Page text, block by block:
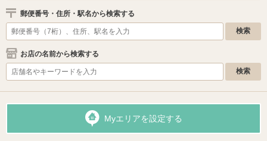
郵便番号・住所・駅名から検索する
お店の名前から検索する
Myエリアを設定する